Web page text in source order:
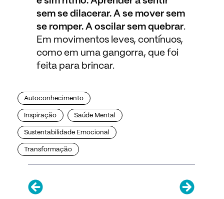
sem se dilacerar. A se mover sem
se romper. A oscilar sem quebrar.
Em movimentos leves, contínuos,
como em uma gangorra, que foi
feita para brincar.
Autoconhecimento
Inspiração Saúde Mental
Sustentabilidade Emocional
Transformação